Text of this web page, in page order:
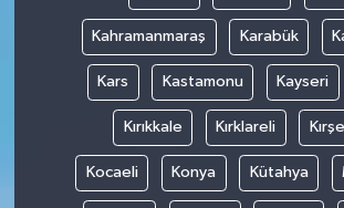
Kahramanmaraş Karabük
Kars Kastamonu Kayseri
Kırıkkale Kırklareli
Kocaeli Konya Kütahya